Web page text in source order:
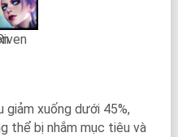
giảm xuống dưới 45%,
thể bị nhắm mục tiêu và